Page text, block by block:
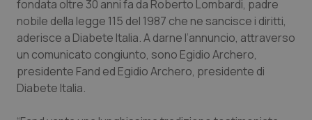
Basilicata
Calabria
Campania
Artrite & artrosi
Asma & BPCO
Car-T
QS Club Newsletter
fondata oltre 30 anni fa da Roberto Lombardi, padre
nobile della legge 115 del 1987 che ne sancisce i diritti,
aderisce a Diabete Italia. A darne l’annuncio, attraverso
un comunicato congiunto, sono Egidio Archero,
presidente Fand ed Egidio Archero, presidente di
Diabete Italia.